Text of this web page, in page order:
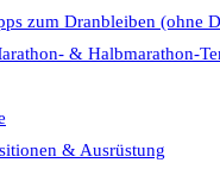
zum Dranbleiben (ohne
& Halbmarathon-
& Ausrüstung